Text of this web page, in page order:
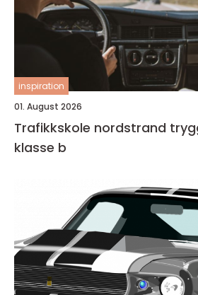
inspiration
01. August 2026
Trafikkskole nordstrand trygg vei til førerkort
klasse b